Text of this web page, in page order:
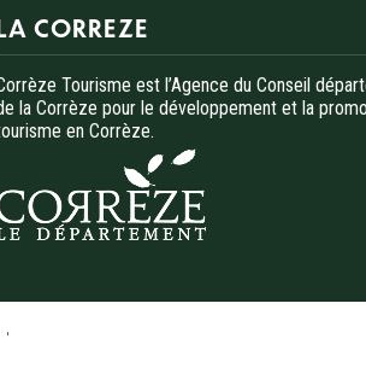
réglementations. Personnalisez vos
CORREZE
Tourisme est l’Agence du Conseil
la Corrèze pour le développement et la
en Corrèze.